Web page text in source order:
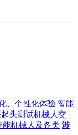
、个性化体验 智能
头测试机械人交
机械人及各类 涉